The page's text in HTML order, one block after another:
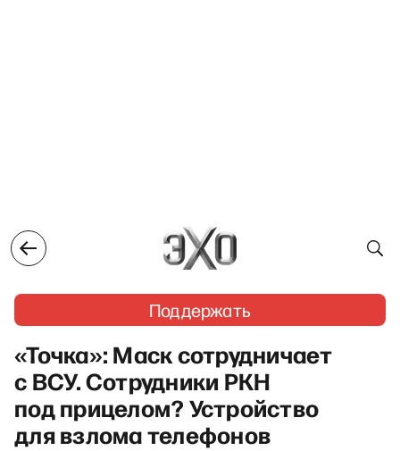
Поддержать
«Точка»: Маск сотрудничает
с ВСУ. Сотрудники РКН
под прицелом? Устройство
для взлома телефонов